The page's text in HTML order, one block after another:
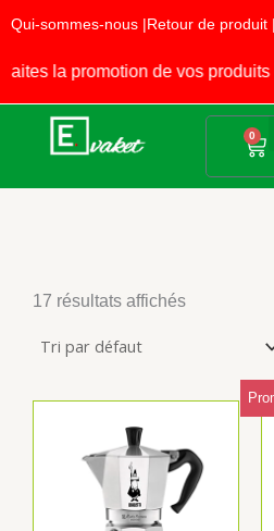
au
contenu
Qui-sommes-nous |Retour de produit |
la promotion de vos produits chez
0
17 résultats affichés